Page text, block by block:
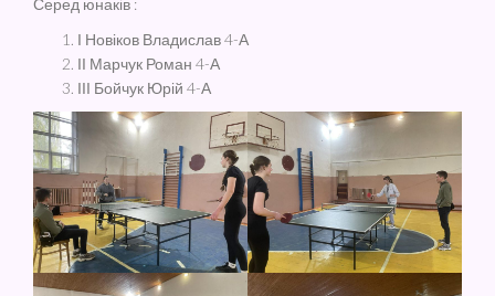
Серед юнаків :
І Новіков Владислав 4-А
ІІ Марчук Роман 4-А
ІІІ Бойчук Юрій 4-А